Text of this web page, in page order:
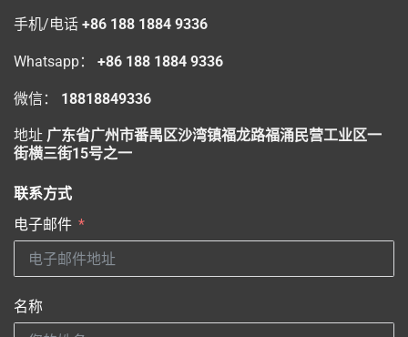
手机/电话 +86 188 1884 9336
Whatsapp： +86 188 1884 9336
微信： 18818849336
地址 广东省广州市番禺区沙湾镇福龙路福涌民营工业区一
街横三街15号之一
联系方式
电子邮件
名称